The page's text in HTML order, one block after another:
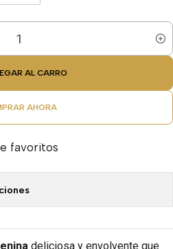
AL CARRO
AHORA
favoritos
deliciosa y envolvente que